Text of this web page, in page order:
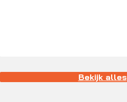
Bekijk alles